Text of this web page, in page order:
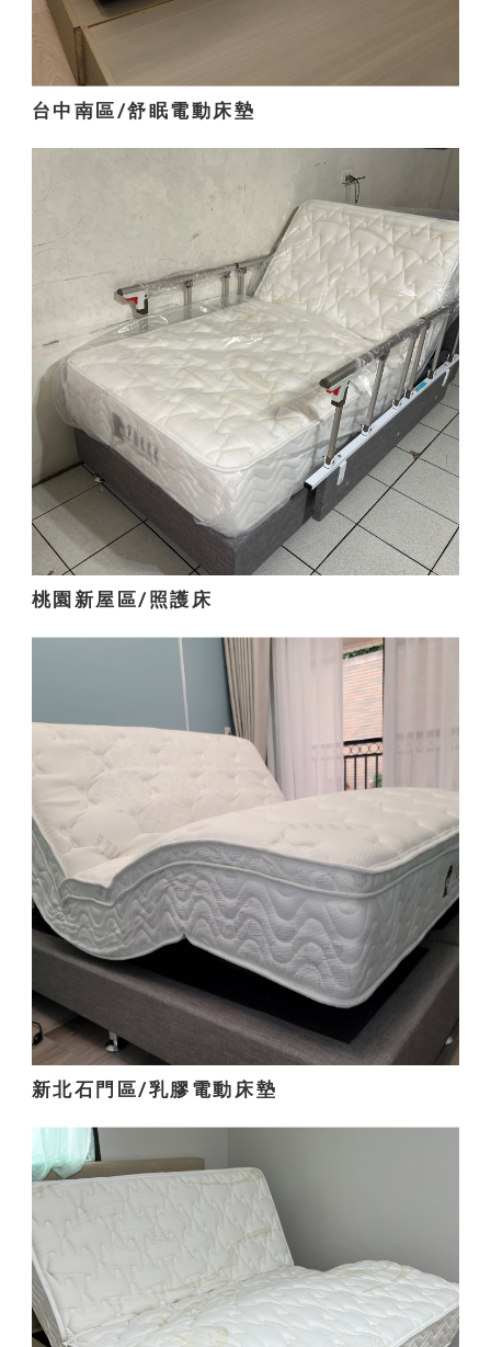
台中南區/舒眠電動床墊
桃園新屋區/照護床
新北石門區/乳膠電動床墊